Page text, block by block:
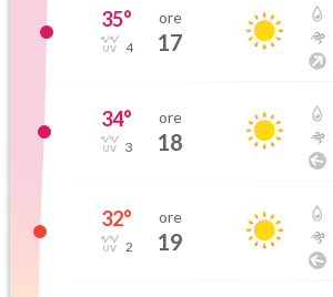
35°
4
ore
17
34°
3
ore
18
32°
2
ore
19